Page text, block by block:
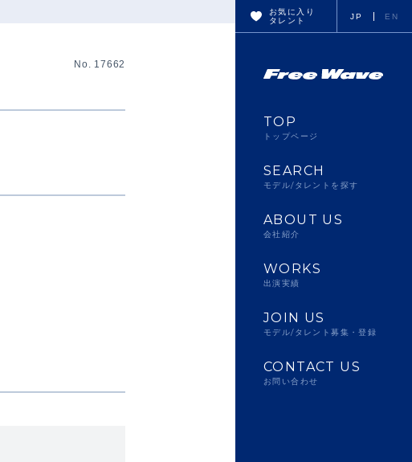
No. 17662
お気に入り
タレント
JP EN
TOP
トップページ
SEARCH
モデル/タレントを探す
ABOUT US
会社紹介
WORKS
出演実績
JOIN US
モデル/タレント募集・登録
CONTACT US
お問い合わせ